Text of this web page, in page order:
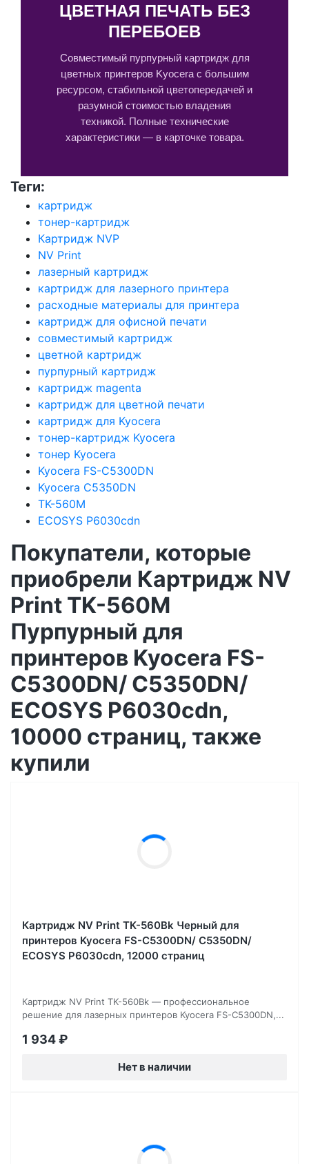
ЦВЕТНАЯ ПЕЧАТЬ БЕЗ
ПЕРЕБОЕВ
Совместимый пурпурный картридж для
цветных принтеров Kyocera с большим
ресурсом, стабильной цветопередачей и
разумной стоимостью владения
техникой. Полные технические
характеристики — в карточке товара.
Теги:
картридж
тонер-картридж
Картридж NVP
NV Print
лазерный картридж
картридж для лазерного принтера
расходные материалы для принтера
картридж для офисной печати
совместимый картридж
цветной картридж
пурпурный картридж
картридж magenta
картридж для цветной печати
картридж для Kyocera
тонер-картридж Kyocera
тонер Kyocera
Kyocera FS-C5300DN
Kyocera C5350DN
TK-560M
ECOSYS P6030cdn
Покупатели, которые
приобрели Картридж NV
Print TK-560M
Пурпурный для
принтеров Kyocera FS-
C5300DN/ C5350DN/
ECOSYS P6030cdn,
10000 страниц, также
купили
Картридж NV Print TK-560Bk Черный для
принтеров Kyocera FS-C5300DN/ C5350DN/
ECOSYS P6030cdn, 12000 страниц
Картридж NV Print TK-560Bk — профессиональное
решение для лазерных принтеров Kyocera FS-C5300DN,...
1 934₽
Нет в наличии